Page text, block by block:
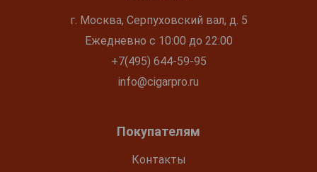
г. Москва, Серпуховский вал, д. 5
Ежедневно с 10:00 до 22:00
+7(495) 644-59-95
info@cigarpro.ru
Покупателям
Контакты